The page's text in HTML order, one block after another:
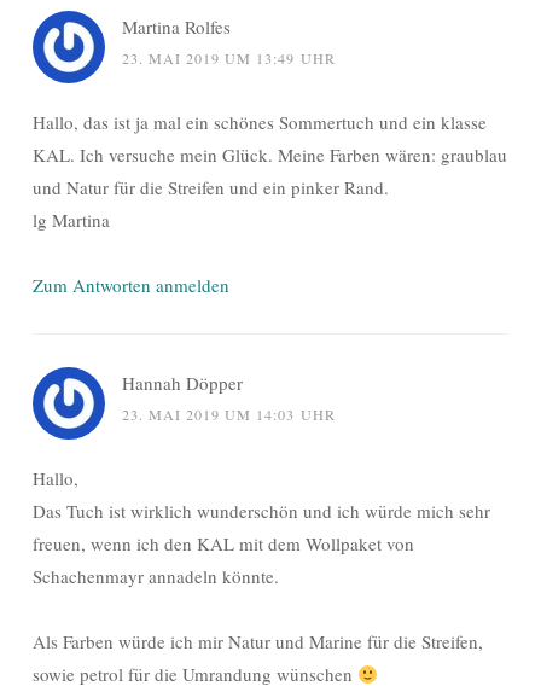
Martina Rolfes
23. MAI 2019 UM 13:49 UHR
Hallo, das ist ja mal ein schönes Sommertuch und ein klasse
KAL. Ich versuche mein Glück. Meine Farben wären: graublau
und Natur für die Streifen und ein pinker Rand.
lg Martina
Zum Antworten anmelden
Hannah Döpper
23. MAI 2019 UM 14:03 UHR
Hallo,
Das Tuch ist wirklich wunderschön und ich würde mich sehr
freuen, wenn ich den KAL mit dem Wollpaket von
Schachenmayr annadeln könnte.
Als Farben würde ich mir Natur und Marine für die Streifen,
sowie petrol für die Umrandung wünschen